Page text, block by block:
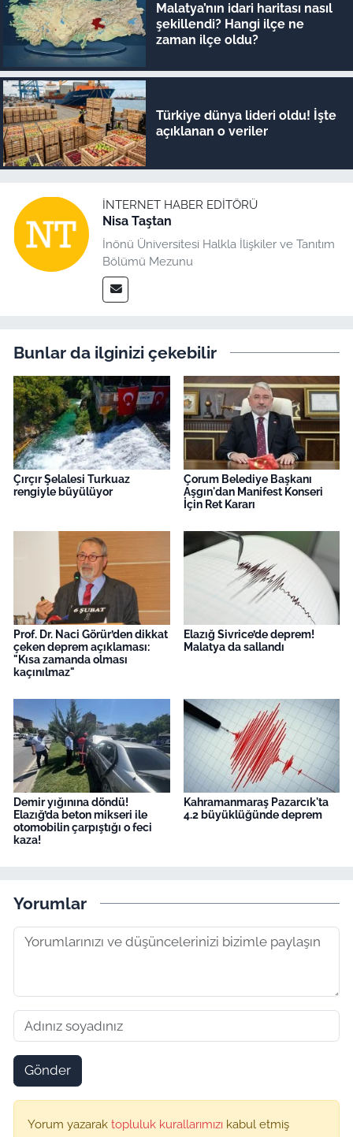
Malatya’nın idari haritası nasıl
şekillendi? Hangi ilçe ne
zaman ilçe oldu?
Türkiye dünya lideri oldu! İşte
açıklanan o veriler
İNTERNET HABER EDITÖRÜ
Nisa Taştan
İnönü Üniversitesi Halkla İlişkiler ve Tanıtım
Bölümü Mezunu
Bunlar da ilginizi çekebilir
Çırçır Şelalesi Turkuaz
rengiyle büyülüyor
Çorum Belediye Başkanı
Aşgın'dan Manifest Konseri
İçin Ret Kararı
Prof. Dr. Naci Görür’den dikkat
çeken deprem açıklaması:
"Kısa zamanda olması
kaçınılmaz"
Elazığ Sivrice’de deprem!
Malatya da sallandı
Demir yığınına döndü!
Elazığ’da beton mikseri ile
otomobilin çarpıştığı o feci
kaza!
Kahramanmaraş Pazarcık'ta
4.2 büyüklüğünde deprem
Yorumlar
Gönder
Yorum yazarak topluluk kurallarımızı kabul etmiş